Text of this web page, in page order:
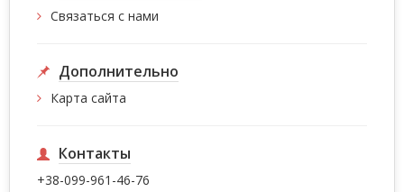
Связаться с нами
Дополнительно
Карта сайта
Контакты
+38-099-961-46-76